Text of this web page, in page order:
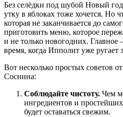
Без селёдки под шубой Новый
утку в яблоках тоже хочется. Но
которая не заканчивается до
приготовить меню, которое
и не только новогодних.
время, когда Ипполит уже ругает
Вот несколько простых советов
Соснина:
Соблюдайте чистоту. Чем
ингредиентов и
будет оставаться свежим.